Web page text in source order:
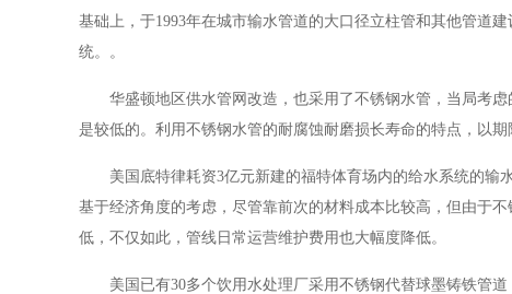
基础上，于1993年在城市输水管道的大口径立柱管和其他管道
统。。
华盛顿地区供水管网改造，也采用了不锈钢水管，当局考
是较低的。利用不锈钢水管的耐腐蚀耐磨损长寿命的特点，以期
美国底特律耗资3亿元新建的福特体育场内的给水系统的输
基于经济角度的考虑，尽管靠前次的材料成本比较高，但由于
低，不仅如此，管线日常运营维护费用也大幅度降低。
美国已有30多个饮用水处理厂采用不锈钢代替球墨铸铁管